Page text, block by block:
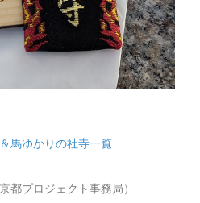
馬ゆかりの社寺一覧
都プロジェクト事務局）